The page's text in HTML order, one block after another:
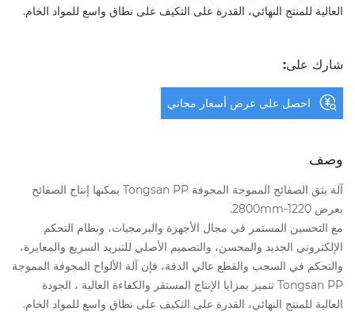
العالية للمنتج النهائي، القدرة على التكيف على نطاق واسع للمواد الخام.
شارك على:
احصل على عرض أسعار مجاني
وصف
آلة بثق الصفائح المموجة المجوفة Tongsan PP يمكنها إنتاج الصفائح
بعرض 1220-2800mm.
مع التحسين المستمر في مجال الأجهزة والبرمجيات، ونظام التحكم
الإلكتروني الجديد والمحسن، والتصميم الأصلي للتبريد السريع والمعايرة،
والتحكم في السحب والقطع عالي الدقة، فإن آلة الألواح المجوفة المموجة
Tongsan PP تتميز بمزايا الإنتاج المستقر والكفاءة العالية ، الجودة
العالية للمنتج النهائي، القدرة على التكيف على نطاق واسع للمواد الخام.